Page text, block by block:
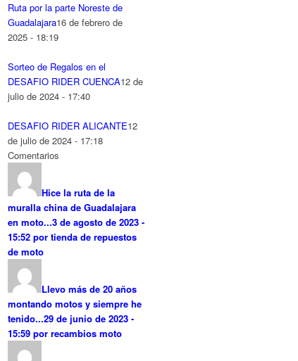
Ruta por la parte Noreste de
Guadalajara16 de febrero de
2025 - 18:19
Sorteo de Regalos en el
DESAFIO RIDER CUENCA12 de
julio de 2024 - 17:40
DESAFIO RIDER ALICANTE12
de julio de 2024 - 17:18
Comentarios
Hice la ruta de la
muralla china de Guadalajara
en moto...3 de agosto de 2023 -
15:52 por tienda de repuestos
de moto
Llevo más de 20 años
montando motos y siempre he
tenido...29 de junio de 2023 -
15:59 por recambios moto